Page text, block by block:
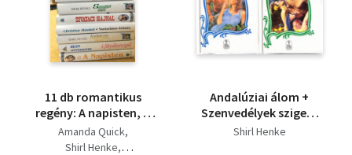
11 db romantikus
regény: A napisten, A
fátyolhercegnő,
Varázslatos érintés,
Amanda Quick
Shirl Henke
Andalúziai álom +
Szenvedélyek szigete
(2 kötet)
Shirl Henke